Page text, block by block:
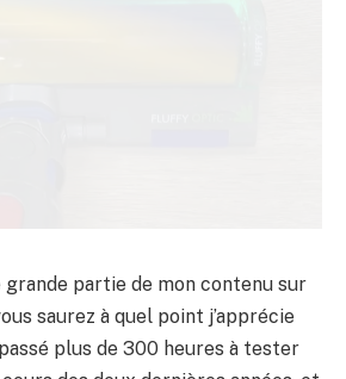
grande partie de mon contenu sur
saurez à quel point j’apprécie
plus de 300 heures à tester